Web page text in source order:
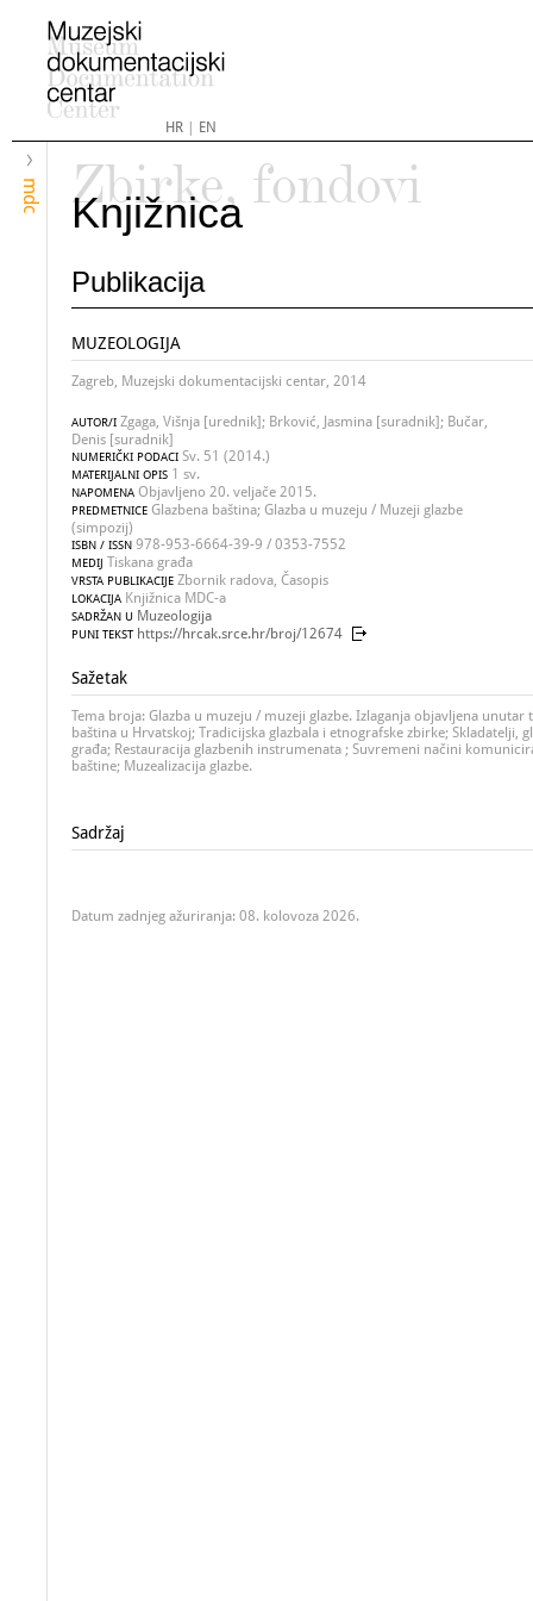
HR| EN
mdc
Zbirke, fondovi
Knjižnica
Publikacija
MUZEOLOGIJA
Zagreb, Muzejski dokumentacijski centar, 2014
AUTOR/I Zgaga, Višnja [urednik]; Brković, Jasmina [suradnik]; Bučar,
Denis [suradnik]
NUMERIČKI PODACI Sv. 51 (2014.)
MATERIJALNI OPIS 1 sv.
NAPOMENA Objavljeno 20. veljače 2015.
PREDMETNICE Glazbena baština; Glazba u muzeju / Muzeji glazbe
(simpozij)
ISBN / ISSN 978-953-6664-39-9 / 0353-7552
MEDIJ Tiskana građa
VRSTA PUBLIKACIJE Zbornik radova, Časopis
LOKACIJA Knjižnica MDC-a
SADRŽAN U Muzeologija
PUNI TEKST https://hrcak.srce.hr/broj/12674
Sažetak
Tema broja: Glazba u muzeju / muzeji glazbe. Izlaganja objavljena unutar
baština u Hrvatskoj; Tradicijska glazbala i etnografske zbirke; Skladatelji,
građa; Restauracija glazbenih instrumenata ; Suvremeni načini
baštine; Muzealizacija glazbe.
Sadržaj
Datum zadnjeg ažuriranja: 08. kolovoza 2026.